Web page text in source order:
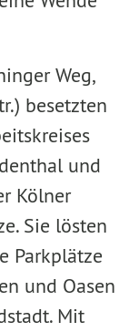
Weg,
besetzten
und
Kölner
Sie lösten
Parkplätze
und Oasen
Mit